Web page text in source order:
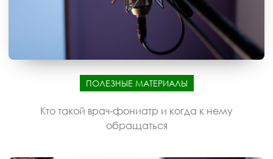
ПОЛЕЗНЫЕ МАТЕРИАЛЫ
Кто такой врач-фониатр и когда к нему
обращаться